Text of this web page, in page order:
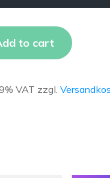
to cart
VAT zzgl.